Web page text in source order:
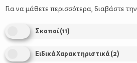
Για να μάθετε περισσότερα, διαβάστε την
Σκοποί(11)
Ειδικά Χαρακτηριστικά(2)